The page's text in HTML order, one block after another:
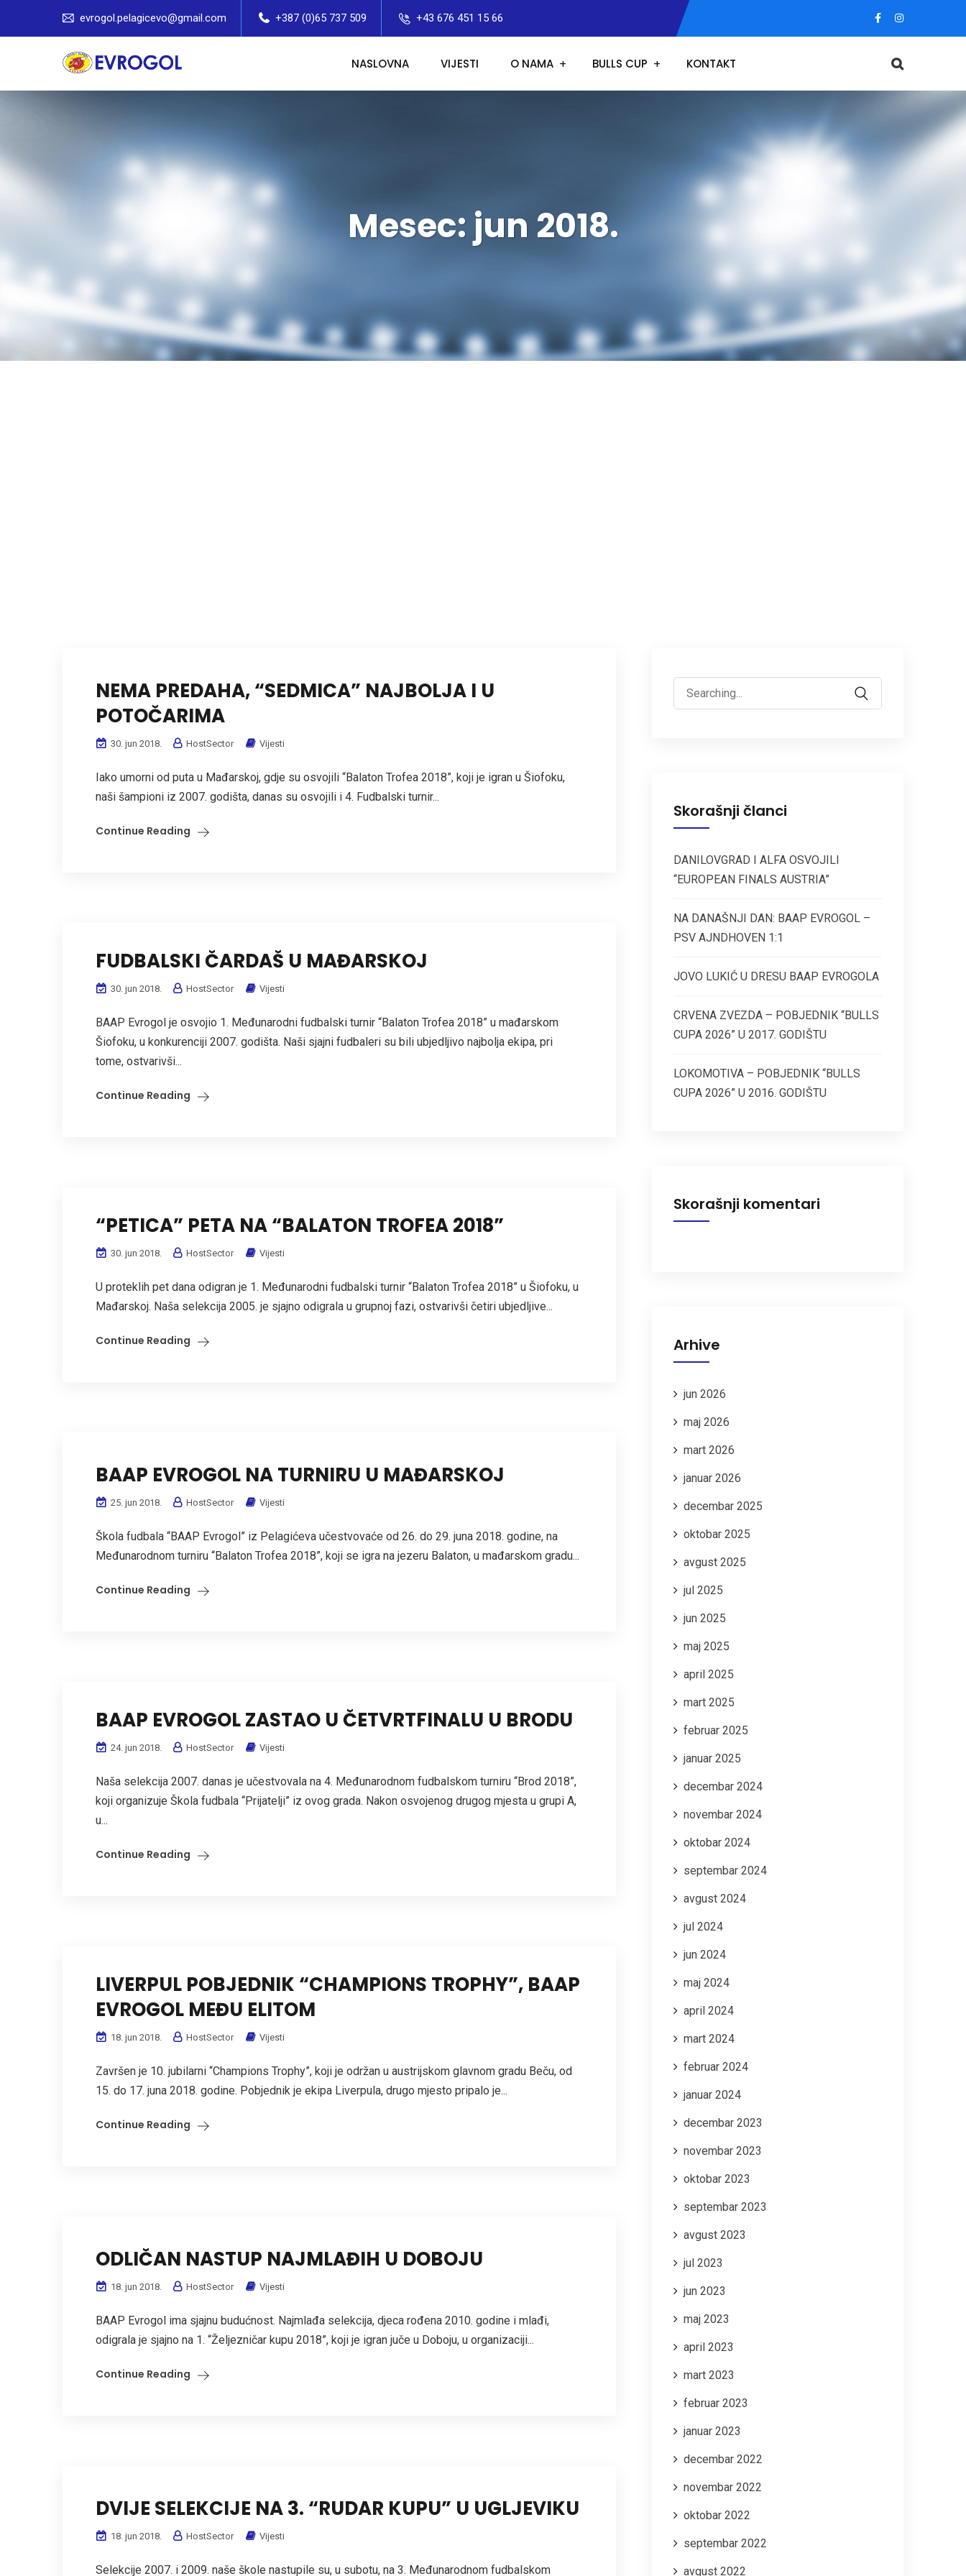
evrogol.pelagicevo@gmail.com +387 (0)65 737 509 +43 676 451 15 66
NASLOVNA VIJESTI O NAMA BULLS CUP KONTAKT
Mesec: jun 2018.
NEMA PREDAHA, “SEDMICA” NAJBOLJA I U
POTOČARIMA
30. jun 2018. HostSector Vijesti
Iako umorni od puta u Mađarskoj, gdje su osvojili “Balaton Trofea 2018”, koji je igran u Šiofoku,
naši šampioni iz 2007. godišta, danas su osvojili i 4. Fudbalski turnir...
Continue Reading
FUDBALSKI ČARDAŠ U MAĐARSKOJ
30. jun 2018. HostSector Vijesti
BAAP Evrogol je osvojio 1. Međunarodni fudbalski turnir “Balaton Trofea 2018” u mađarskom
Šiofoku, u konkurenciji 2007. godišta. Naši sjajni fudbaleri su bili ubjedljivo najbolja ekipa, pri
tome, ostvarivši...
Continue Reading
“PETICA” PETA NA “BALATON TROFEA 2018”
30. jun 2018. HostSector Vijesti
U proteklih pet dana odigran je 1. Međunarodni fudbalski turnir “Balaton Trofea 2018” u Šiofoku, u
Mađarskoj. Naša selekcija 2005. je sjajno odigrala u grupnoj fazi, ostvarivši četiri ubjedljive...
Continue Reading
BAAP EVROGOL NA TURNIRU U MAĐARSKOJ
25. jun 2018. HostSector Vijesti
Škola fudbala “BAAP Evrogol” iz Pelagićeva učestvovaće od 26. do 29. juna 2018. godine, na
Međunarodnom turniru “Balaton Trofea 2018”, koji se igra na jezeru Balaton, u mađarskom gradu...
Continue Reading
BAAP EVROGOL ZASTAO U ČETVRTFINALU U BRODU
24. jun 2018. HostSector Vijesti
Naša selekcija 2007. danas je učestvovala na 4. Međunarodnom fudbalskom turniru “Brod 2018”,
koji organizuje Škola fudbala “Prijatelji” iz ovog grada. Nakon osvojenog drugog mjesta u grupi A,
u...
Continue Reading
LIVERPUL POBJEDNIK “CHAMPIONS TROPHY”, BAAP
EVROGOL MEĐU ELITOM
18. jun 2018. HostSector Vijesti
Završen je 10. jubilarni “Champions Trophy”, koji je održan u austrijskom glavnom gradu Beču, od
15. do 17. juna 2018. godine. Pobjednik je ekipa Liverpula, drugo mjesto pripalo je...
Continue Reading
ODLIČAN NASTUP NAJMLAĐIH U DOBOJU
18. jun 2018. HostSector Vijesti
BAAP Evrogol ima sjajnu budućnost. Najmlađa selekcija, djeca rođena 2010. godine i mlađi,
odigrala je sjajno na 1. “Željezničar kupu 2018”, koji je igran juče u Doboju, u organizaciji...
Continue Reading
DVIJE SELEKCIJE NA 3. “RUDAR KUPU” U UGLJEVIKU
18. jun 2018. HostSector Vijesti
Selekcije 2007. i 2009. naše škole nastupile su, u subotu, na 3. Međunarodnom fudbalskom
Search
for:
Skorašnji članci
DANILOVGRAD I ALFA OSVOJILI
“EUROPEAN FINALS AUSTRIA”
NA DANAŠNJI DAN: BAAP EVROGOL –
PSV AJNDHOVEN 1:1
JOVO LUKIĆ U DRESU BAAP EVROGOLA
CRVENA ZVEZDA – POBJEDNIK “BULLS
CUPA 2026” U 2017. GODIŠTU
LOKOMOTIVA – POBJEDNIK “BULLS
CUPA 2026” U 2016. GODIŠTU
Skorašnji komentari
Arhive
jun 2026
maj 2026
mart 2026
januar 2026
decembar 2025
oktobar 2025
avgust 2025
jul 2025
jun 2025
maj 2025
april 2025
mart 2025
februar 2025
januar 2025
decembar 2024
novembar 2024
oktobar 2024
septembar 2024
avgust 2024
jul 2024
jun 2024
maj 2024
april 2024
mart 2024
februar 2024
januar 2024
decembar 2023
novembar 2023
oktobar 2023
septembar 2023
avgust 2023
jul 2023
jun 2023
maj 2023
april 2023
mart 2023
februar 2023
januar 2023
decembar 2022
novembar 2022
oktobar 2022
septembar 2022
avgust 2022